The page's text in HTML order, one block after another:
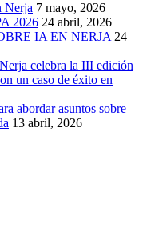
Nerja 7 mayo, 2026
2026 24 abril, 2026
IA EN NERJA 24
celebra la III edición
un caso de éxito en
abordar asuntos sobre
13 abril, 2026